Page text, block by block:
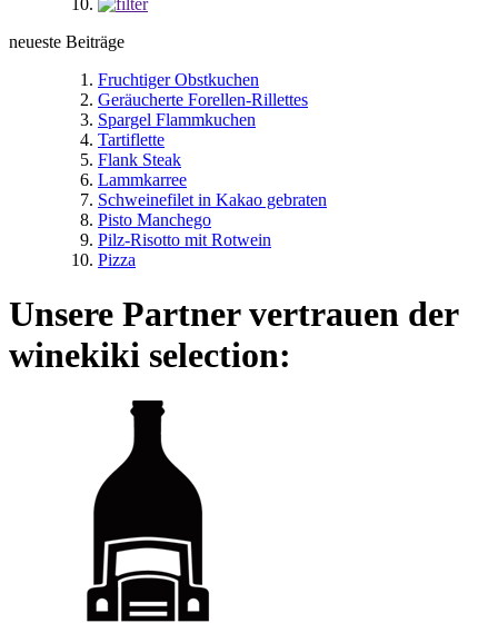
neueste Beiträge
Fruchtiger Obstkuchen
Geräucherte Forellen-Rillettes
Spargel Flammkuchen
Tartiflette
Flank Steak
Lammkarree
Schweinefilet in Kakao gebraten
Pisto Manchego
Pilz-Risotto mit Rotwein
Pizza
Unsere Partner vertrauen der
winekiki selection: